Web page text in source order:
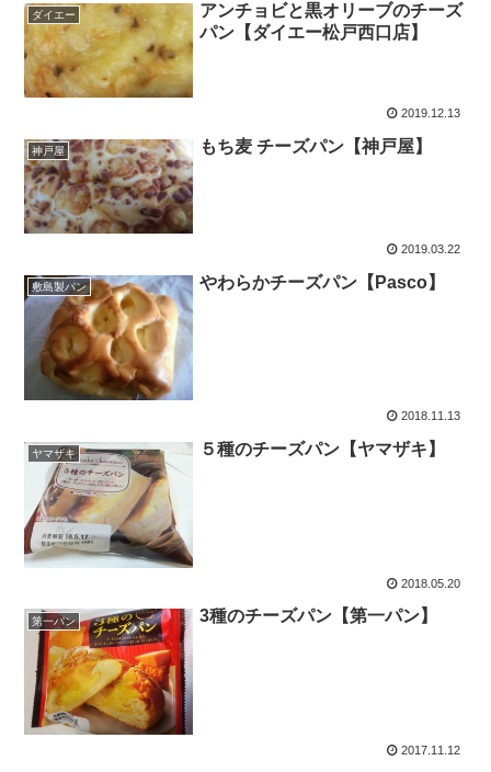
ダイエー
アンチョビと黒オリーブのチーズ
パン【ダイエー松戸西口店】
2019.12.13
神戸屋 もち麦 チーズパン【神戸屋】
2019.03.22
敷島製パン やわらかチーズパン【Pasco】
2018.11.13
ヤマザキ ５種のチーズパン【ヤマザキ】
2018.05.20
第一パン 3種のチーズパン【第一パン】
2017.11.12